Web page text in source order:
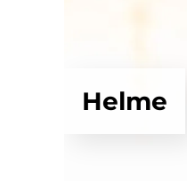
Helme